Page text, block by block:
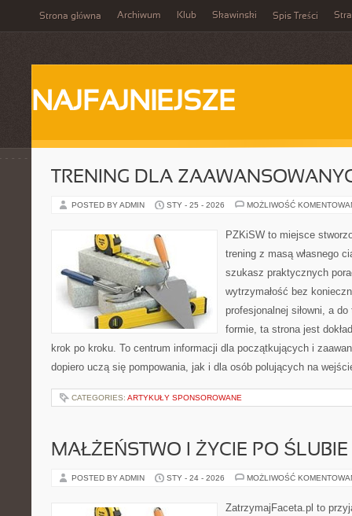
Strona główna Archiwum Klub Skawinski Spis Treści
NAJFAJNIEJSZE
TRENING DLA
POSTED BY ADMIN STY - 25 - 2026 MOŻLIWOŚĆ
PZKiSW to miejsce
trening z masą własnego
szukasz praktycznych
wytrzymałość bez
profesjonalnej siłowni, a
formie, ta strona jest
krok po kroku. To centrum informacji dla początkujących i
dopiero uczą się pompowania, jak i dla osób polujących na
CATEGORIES: ARTYKUŁY SPONSOROWANE
MAŁŻEŃSTWO I ŻYCIE PO ŚLUBIE
POSTED BY ADMIN STY - 24 - 2026 MOŻLIWOŚĆ
ZatrzymajFaceta.pl to